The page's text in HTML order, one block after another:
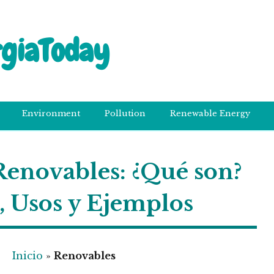
Environment Pollution Renewable Energy
¿Qué son?
Usos y Ejemplos
Inicio » Renovables